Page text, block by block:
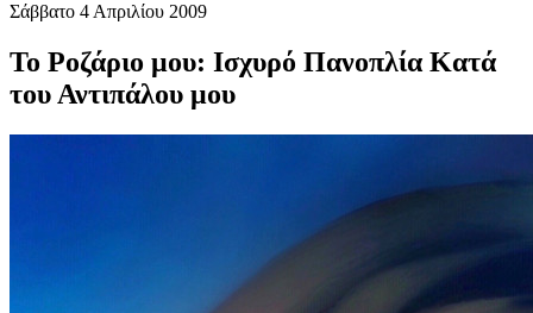
Σάββατο 4 Απριλίου 2009
Το Ροζάριο μου: Ισχυρό Πανοπλία Κατά
του Αντιπάλου μου